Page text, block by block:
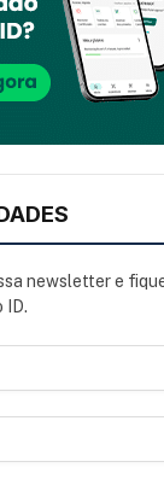
newsletter e
ID.